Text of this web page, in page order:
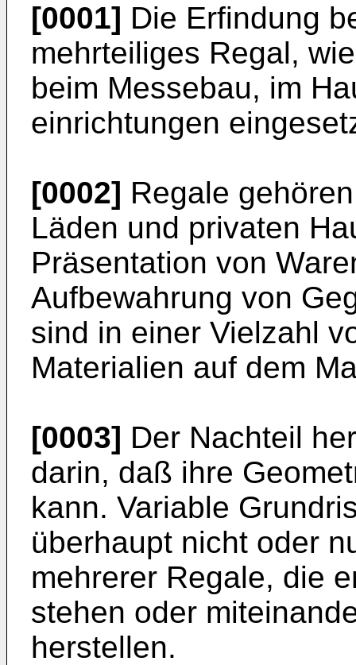
[0001] Die Erfindung
mehrteiliges Regal,
beim Messebau, im
einrichtungen
[0002] Regale
Läden und privaten
Präsentation von
Aufbewahrung von
sind in einer Vielzahl
Materialien auf dem
[0003] Der Nachteil
darin, daß ihre
kann. Variable
überhaupt nicht oder
mehrerer Regale, die
stehen oder
herstellen.